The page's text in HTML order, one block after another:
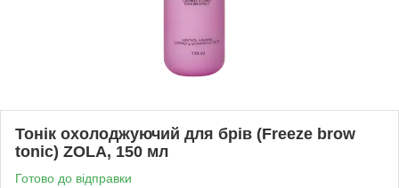
Тонік охолоджуючий для брів (Freeze brow
tonic) ZOLA, 150 мл
Готово до відправки